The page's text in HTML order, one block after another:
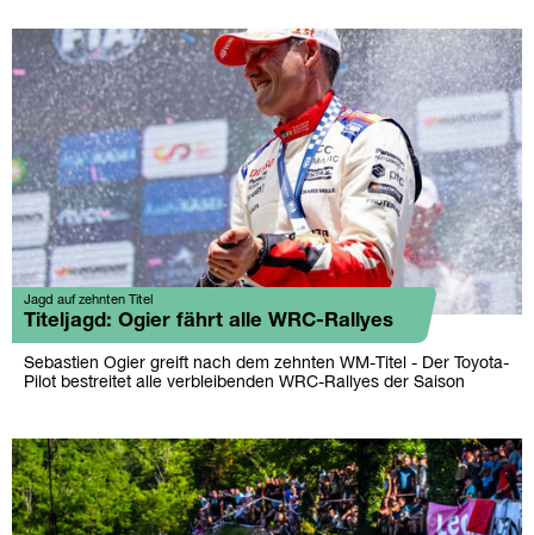
Jagd auf zehnten Titel
Titeljagd: Ogier fährt alle WRC-Rallyes
Sebastien Ogier greift nach dem zehnten WM-Titel - Der Toyota-
Pilot bestreitet alle verbleibenden WRC-Rallyes der Saison